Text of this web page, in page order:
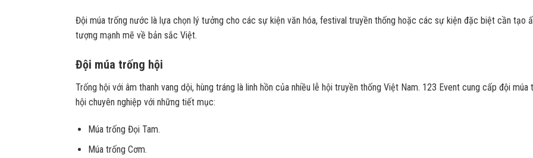
Đội múa trống nước là lựa chọn lý tưởng cho các sự kiện văn hóa, festival truyền thống hoặc các sự kiện đặc biệt cần tạo
tượng mạnh mẽ về bản sắc Việt.
Đội múa trống hội
Trống hội với âm thanh vang dội, hùng tráng là linh hồn của nhiều lễ hội truyền thống Việt Nam. 123 Event cung cấp đội múa
hội chuyên nghiệp với những tiết mục:
Múa trống Đọi Tam.
Múa trống Cơm.